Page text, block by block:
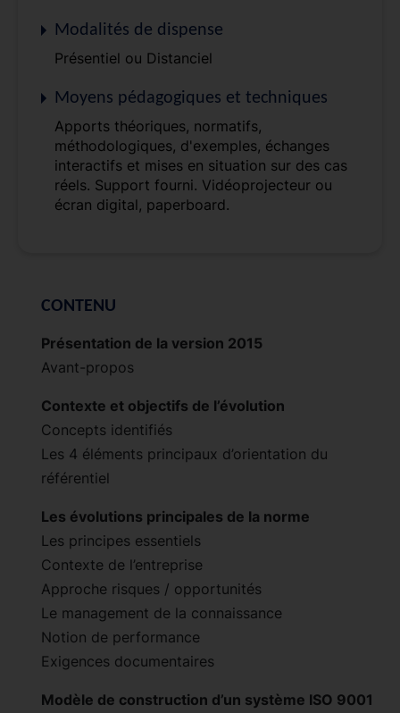
Modalités de dispense
Présentiel ou Distanciel
Moyens pédagogiques et techniques
Apports théoriques, normatifs,
méthodologiques, d'exemples, échanges
interactifs et mises en situation sur des cas
réels. Support fourni. Vidéoprojecteur ou
écran digital, paperboard.
CONTENU
Présentation de la version 2015
Avant-propos
Contexte et objectifs de l’évolution
Concepts identifiés
Les 4 éléments principaux d’orientation du
référentiel
Les évolutions principales de la norme
Les principes essentiels
Contexte de l’entreprise
Approche risques / opportunités
Le management de la connaissance
Notion de performance
Exigences documentaires
Modèle de construction d’un système ISO 9001